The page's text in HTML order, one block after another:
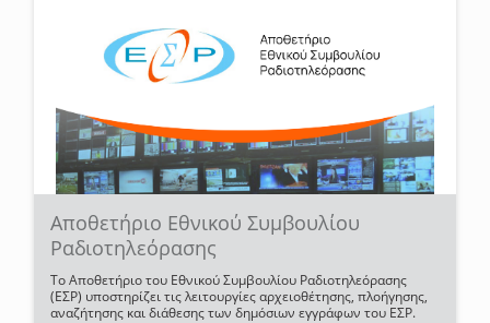
Αποθετήριο Εθνικού Συμβουλίου
Ραδιοτηλεόρασης
Το Αποθετήριο του Εθνικού Συμβουλίου Ραδιοτηλεόρασης
(ΕΣΡ) υποστηρίζει τις λειτουργίες αρχειοθέτησης, πλοήγησης,
αναζήτησης και διάθεσης των δημόσιων εγγράφων του ΕΣΡ.